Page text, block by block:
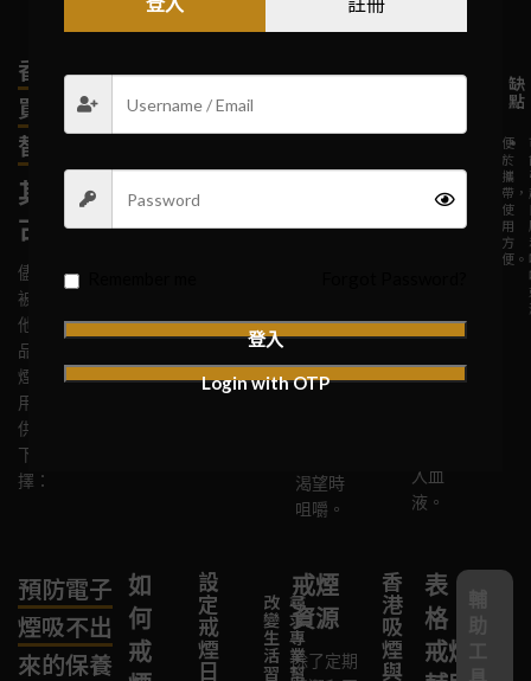
香港網路上
買電子煙的
替代方案
其他合法尼
古丁產品
儘管電子煙在香港
被禁止，但仍有其
他合法的尼古丁產
品可以替代電子
煙。這些產品經常
用於幫助戒煙或提
供尼古丁替代，以
下是一些常見的選
擇：
尼古
丁貼
片
尼古丁貼片
是一種貼在
皮膚上的產
賴。
優
方
放
定，
減
吸
煙
缺
引
膚
天
更
尼
丁
口
糖
通過咀
尼古
渴望時
咀嚼。
優
據
使
吸
煙
缺
使
用
可
能
激
或
尼
丁
含
片
入口
解，
入血
液。
便
於
攜
帶，
使
用
方
便。
缺
點
預防電子
煙吸不出
來的保養
如
何
戒
設
定
戒
煙
日
求
支
持
使
用
戒
煙
輔
改
變
生
活
習
尋
求
專
業
幫
戒煙
資源
除了定期
香
港
吸
煙
與
醫
院
和
診
所
戒
表
格：
戒煙
登入
Login with OTP